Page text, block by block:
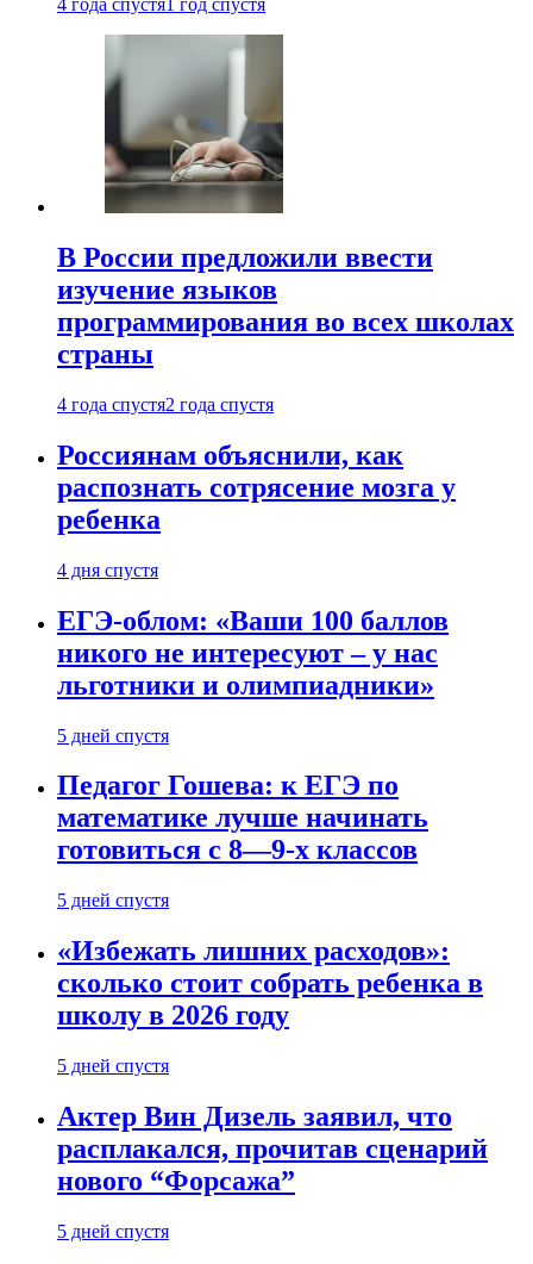
4 года спустя 1 год спустя
В России предложили ввести
изучение языков
программирования во всех школах
страны
4 года спустя2 года спустя
Россиянам объяснили, как
распознать сотрясение мозга у
ребенка
4 дня спустя
ЕГЭ-облом: «Ваши 100 баллов
никого не интересуют – у нас
льготники и олимпиадники»
5 дней спустя
Педагог Гошева: к ЕГЭ по
математике лучше начинать
готовиться с 8—9-х классов
5 дней спустя
«Избежать лишних расходов»:
сколько стоит собрать ребенка в
школу в 2026 году
5 дней спустя
Актер Вин Дизель заявил, что
расплакался, прочитав сценарий
нового “Форсажа”
5 дней спустя